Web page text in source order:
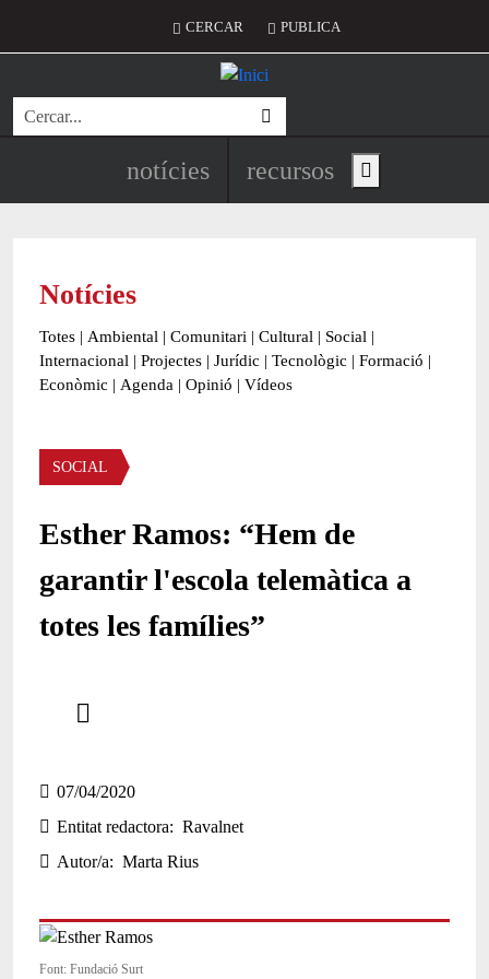
Menú del compte d'usuari
CERCAR PUBLICA
Cerca
Navegació principal de
notícies recursos Show main menu
Notícies
Totes | Ambiental | Comunitari | Cultural | Social |
Internacional | Projectes | Jurídic | Tecnològic | Formació |
Econòmic | Agenda | Opinió | Vídeos
Àmbit de la notícia
SOCIAL
Esther Ramos: “Hem de
garantir l'escola telemàtica a
totes les famílies”
07/04/2020
Entitat redactora
Ravalnet
Autor/a
Marta Rius
Font: Fundació Surt